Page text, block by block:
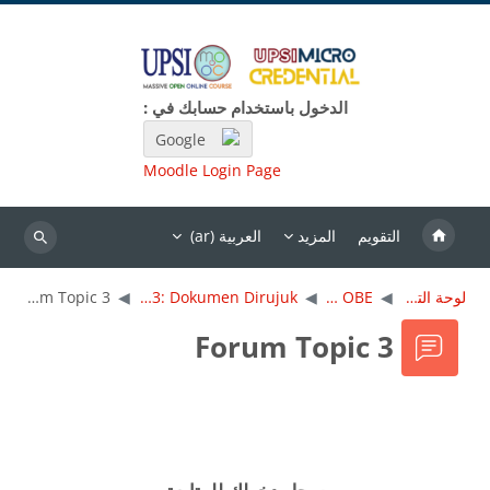
الدخول باستخدام حسابك في :
Google
Moodle Login Page
التقويم المزيد العربية ‎(ar)‎
بحث
لوحة التحكم MC OBE
Topik 3: Dokumen Dirujuk
Forum Topic 3
Forum Topic 3